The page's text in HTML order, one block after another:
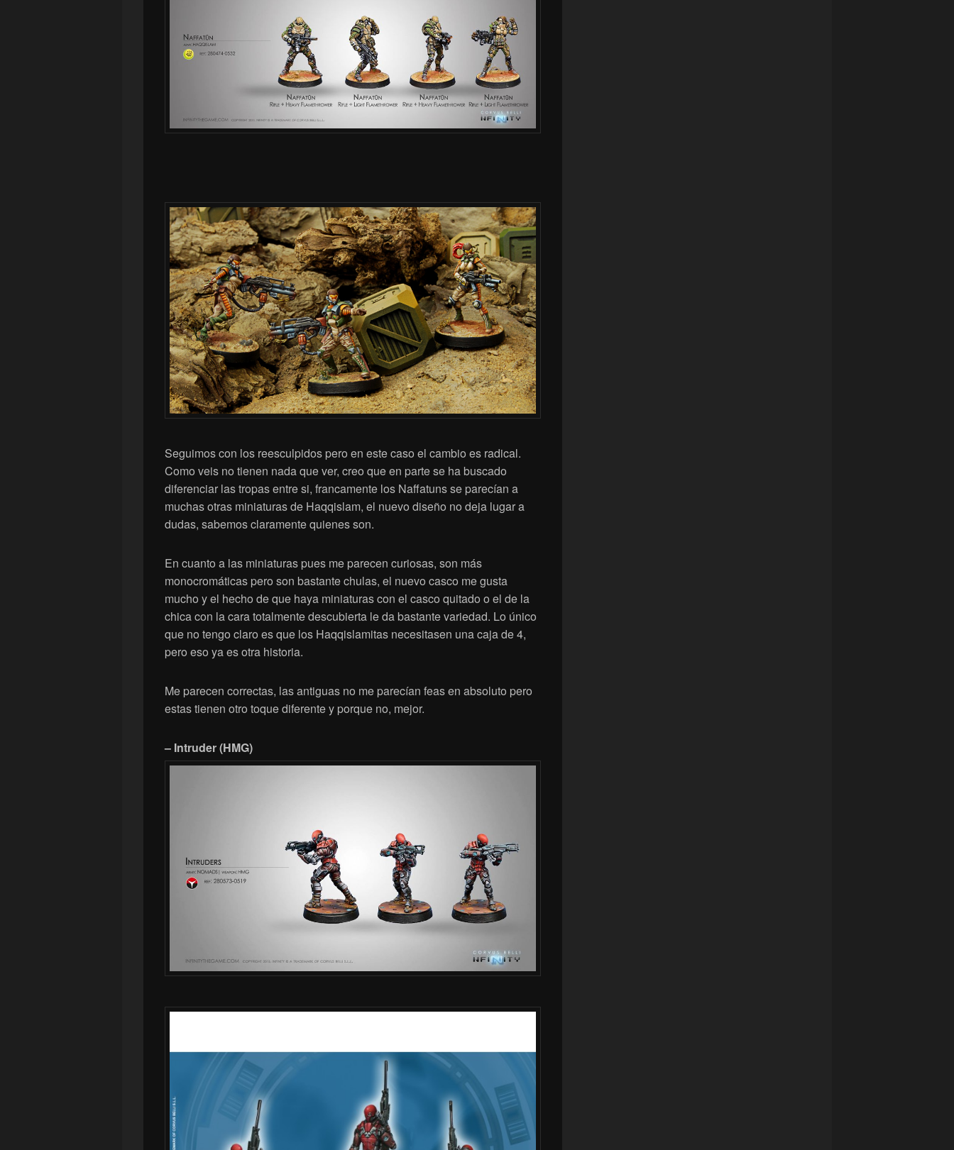
Seguimos con los reesculpidos pero en este caso el cambio es radical.
Como veis no tienen nada que ver, creo que en parte se ha buscado
diferenciar las tropas entre si, francamente los Naffatuns se parecían a
muchas otras miniaturas de Haqqislam, el nuevo diseño no deja lugar a
dudas, sabemos claramente quienes son.
En cuanto a las miniaturas pues me parecen curiosas, son más
monocromáticas pero son bastante chulas, el nuevo casco me gusta
mucho y el hecho de que haya miniaturas con el casco quitado o el de la
chica con la cara totalmente descubierta le da bastante variedad. Lo único
que no tengo claro es que los Haqqislamitas necesitasen una caja de 4,
pero eso ya es otra historia.
Me parecen correctas, las antiguas no me parecían feas en absoluto pero
estas tienen otro toque diferente y porque no, mejor.
– Intruder (HMG)